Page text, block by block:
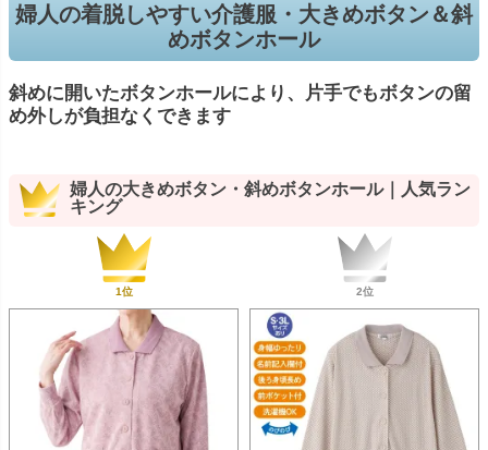
婦人の着脱しやすい介護服・大きめボタン＆斜
めボタンホール
斜めに開いたボタンホールにより、片手でもボタンの留
め外しが負担なくできます
婦人の大きめボタン・斜めボタンホール｜人気ラン
キング